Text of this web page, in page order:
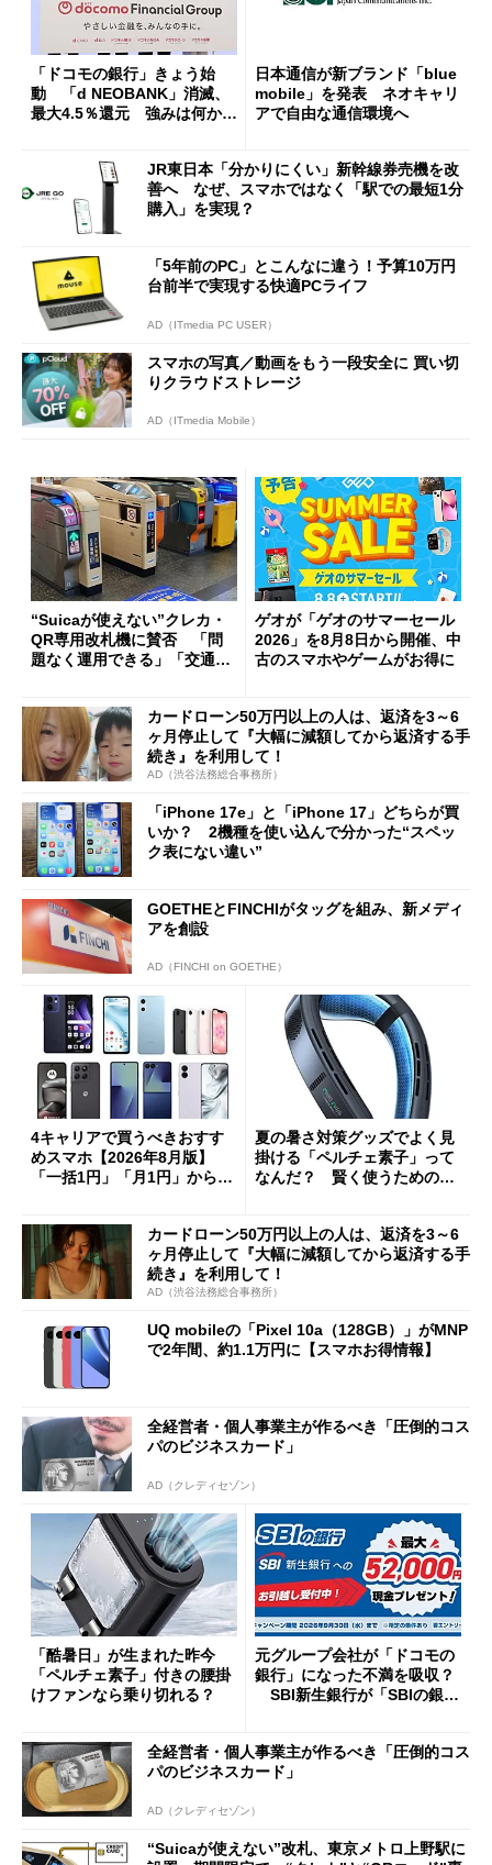
「ドコモの銀行」きょう始
動 「d NEOBANK」消滅、
最大4.5％還元 強みは何か解
日本通信が新ブランド「blue
mobile」を発表 ネオキャリ
アで自由な通信環境へ
JR東日本「分かりにくい」新幹線券売機を改
善へ なぜ、スマホではなく「駅での最短1分
購入」を実現？
「5年前のPC」とこんなに違う！予算10万円
台前半で実現する快適PCライフ
AD（ITmedia PC USER）
スマホの写真／動画をもう一段安全に 買い切
りクラウドストレージ
AD（ITmedia Mobile）
“Suicaが使えない”クレカ・
QR専用改札機に賛否 「問
題なく運用できる」「交通系I
ゲオが「ゲオのサマーセール
2026」を8月8日から開催、中
古のスマホやゲームがお得に
カードローン50万円以上の人は、返済を3～6
ヶ月停止して『大幅に減額してから返済する手
続き』を利用して！
AD（渋谷法務総合事務所）
「iPhone 17e」と「iPhone 17」どちらが買
いか？ 2機種を使い込んで分かった“スペッ
ク表にない違い”
GOETHEとFINCHIがタッグを組み、新メディ
アを創設
AD（FINCHI on GOETHE）
4キャリアで買うべきおすす
めスマホ【2026年8月版】
「一括1円」「月1円」からお
夏の暑さ対策グッズでよく見
掛ける「ペルチェ素子」って
なんだ？ 賢く使うための注
カードローン50万円以上の人は、返済を3～6
ヶ月停止して『大幅に減額してから返済する手
続き』を利用して！
AD（渋谷法務総合事務所）
UQ mobileの「Pixel 10a（128GB）」がMNP
で2年間、約1.1万円に【スマホお得情報】
全経営者・個人事業主が作るべき「圧倒的コス
パのビジネスカード」
AD（クレディセゾン）
「酷暑日」が生まれた昨今
「ペルチェ素子」付きの腰掛
けファンなら乗り切れる？
元グループ会社が「ドコモの
銀行」になった不満を吸収？
SBI新生銀行が「SBIの銀
開催
全経営者・個人事業主が作るべき「圧倒的コス
パのビジネスカード」
AD（クレディセゾン）
“Suicaが使えない”改札、東京メトロ上野駅に